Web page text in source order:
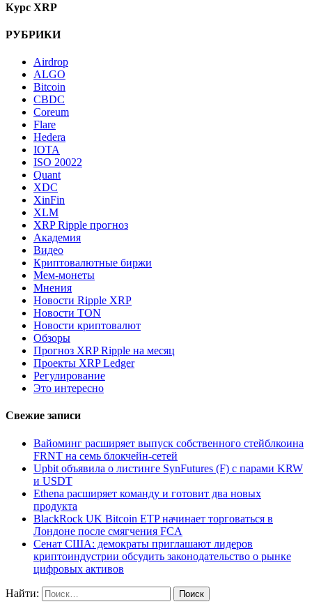
Курс XRP
РУБРИКИ
Airdrop
ALGO
Bitcoin
CBDC
Coreum
Flare
Hedera
IOTA
ISO 20022
Quant
XDC
XinFin
XLM
XRP Ripple прогноз
Академия
Видео
Криптовалютные биржи
Мем-монеты
Мнения
Новости Ripple XRP
Новости TON
Новости криптовалют
Обзоры
Прогноз XRP Ripple на месяц
Проекты XRP Ledger
Регулирование
Это интересно
Свежие записи
Вайоминг расширяет выпуск собственного стейблкоина
FRNT на семь блокчейн-сетей
Upbit объявила о листинге SynFutures (F) с парами KRW
и USDT
Ethena расширяет команду и готовит два новых
продукта
BlackRock UK Bitcoin ETP начинает торговаться в
Лондоне после смягчения FCA
Сенат США: демократы приглашают лидеров
криптоиндустрии обсудить законодательство о рынке
цифровых активов
Найти: